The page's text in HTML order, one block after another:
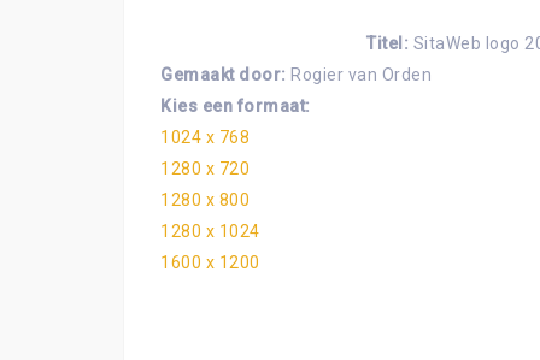
Titel: SitaWeb logo
Gemaakt door: Rogier van Orden
Kies een formaat:
1024 x 768
1280 x 720
1280 x 800
1280 x 1024
1600 x 1200